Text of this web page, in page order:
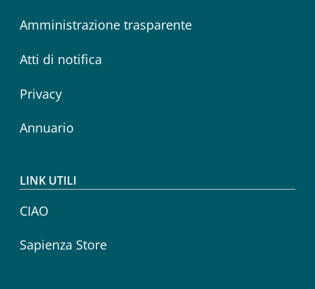
Amministrazione trasparente
Atti di notifica
Privacy
Annuario
LINK UTILI
CIAO
Sapienza Store